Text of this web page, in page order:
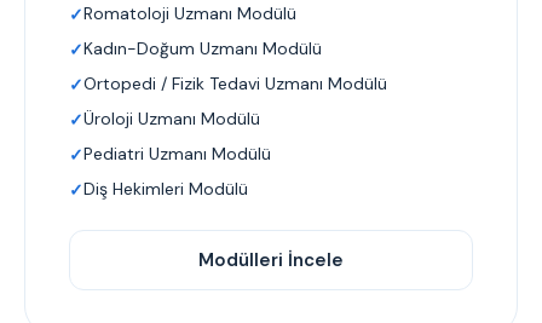
Romatoloji Uzmanı Modülü
Kadın-Doğum Uzmanı Modülü
Ortopedi / Fizik Tedavi Uzmanı Modülü
Üroloji Uzmanı Modülü
Pediatri Uzmanı Modülü
Diş Hekimleri Modülü
Modülleri İncele